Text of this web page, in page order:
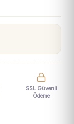
SSL Güvenli
Ödeme